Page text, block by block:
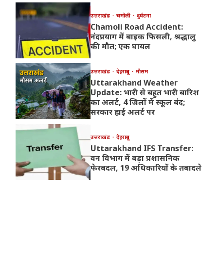
उत्तराखंड चमोली दुर्घटना
Chamoli Road Accident:
नंदप्रयाग में बाइक फिसली, श्रद्धालु
की मौत; एक घायल
उत्तराखंड देहरादून मौसम
Uttarakhand Weather
Update: भारी से बहुत भारी बारिश
का अलर्ट, 4 जिलों में स्कूल बंद;
सरकार हाई अलर्ट पर
उत्तराखंड देहरादून
Uttarakhand IFS Transfer:
वन विभाग में बड़ा प्रशासनिक
फेरबदल, 19 अधिकारियों के तबादले